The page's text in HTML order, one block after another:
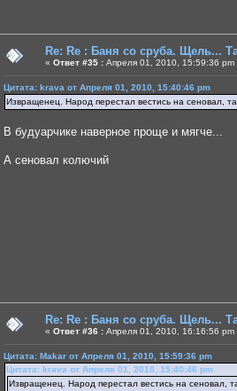
Re: Re : Баня со сруба. Щель...
« Ответ #35 : Апреля 01, 2010, 15:59:36 pm
Цитата: krava от Апреля 01, 2010, 15:40:46 pm
Извращенец. Народ перестал вестись на сеновал,
В будуарчике наверное проще и мягче...
А сеновал колючий
Re: Re : Баня со сруба. Щель...
« Ответ #36 : Апреля 01, 2010, 16:16:56 pm
Цитата: Makar от Апреля 01, 2010, 15:59:36 pm
Цитата: krava от Апреля 01, 2010, 15:40:46 pm
Извращенец. Народ перестал вестись на сеновал,